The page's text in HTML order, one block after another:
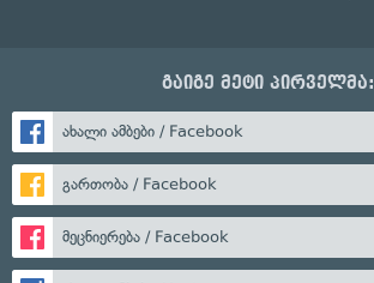
გაიგე მეტი პირველმა:
ახალი ამბები / Facebook
გართობა / Facebook
მეცნიერება / Facebook